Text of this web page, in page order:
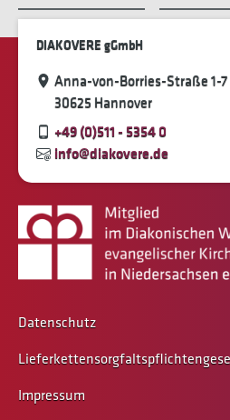
DIAKOVERE gGmbH
Anna-von-Borries-Straße 1-7
30625 Hannover
+49 (0)511 - 5354 0
info@diakovere.de
Datenschutz
Impressum